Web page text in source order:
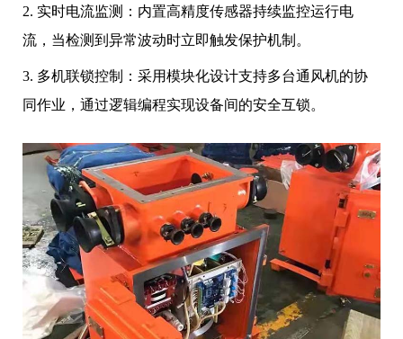
2. 实时电流监测：内置高精度传感器持续监控运行电
流，当检测到异常波动时立即触发保护机制。
3. 多机联锁控制：采用模块化设计支持多台通风机的协
同作业，通过逻辑编程实现设备间的安全互锁。